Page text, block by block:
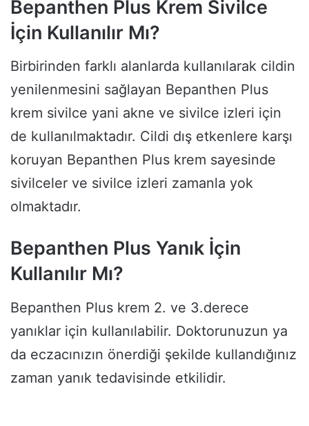
Bepanthen Plus Krem Sivilce
İçin Kullanılır Mı?
Birbirinden farklı alanlarda kullanılarak cildin
yenilenmesini sağlayan Bepanthen Plus
krem sivilce yani akne ve sivilce izleri için
de kullanılmaktadır. Cildi dış etkenlere karşı
koruyan Bepanthen Plus krem sayesinde
sivilceler ve sivilce izleri zamanla yok
olmaktadır.
Bepanthen Plus Yanık İçin
Kullanılır Mı?
Bepanthen Plus krem 2. ve 3.derece
yanıklar için kullanılabilir. Doktorunuzun ya
da eczacınızın önerdiği şekilde kullandığınız
zaman yanık tedavisinde etkilidir.